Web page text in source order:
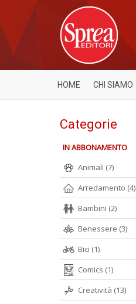
HOME CHI SIAMO
Categorie
IN ABBONAMENTO
Animali (7)
Arredamento (4)
Bambini (2)
Benessere (3)
Bici (1)
Comics (1)
Creatività (13)